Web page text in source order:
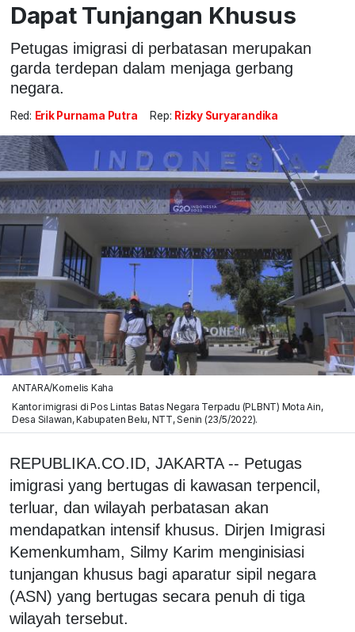
Dapat Tunjangan Khusus
Petugas imigrasi di perbatasan merupakan
garda terdepan dalam menjaga gerbang
negara.
Red: Erik Purnama Putra Rep: Rizky Suryarandika
ANTARA/Kornelis Kaha
Kantor imigrasi di Pos Lintas Batas Negara Terpadu (PLBNT) Mota Ain,
Desa Silawan, Kabupaten Belu, NTT, Senin (23/5/2022).
REPUBLIKA.CO.ID, JAKARTA -- Petugas
imigrasi yang bertugas di kawasan terpencil,
terluar, dan wilayah perbatasan akan
mendapatkan intensif khusus. Dirjen Imigrasi
Kemenkumham, Silmy Karim menginisiasi
tunjangan khusus bagi aparatur sipil negara
(ASN) yang bertugas secara penuh di tiga
wilayah tersebut.